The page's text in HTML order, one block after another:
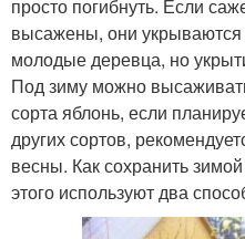
просто погибнуть. Если
высажены, они укрываются
молодые деревца, но
Под зиму можно
сорта яблонь, если
других сортов,
весны. Как сохранить
этого используют два